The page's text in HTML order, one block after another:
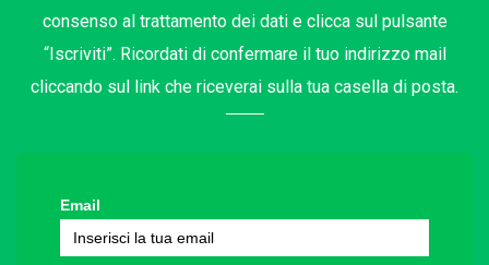
consenso al trattamento dei dati e clicca sul pulsante
“Iscriviti”. Ricordati di confermare il tuo indirizzo mail
cliccando sul link che riceverai sulla tua casella di posta.
Email